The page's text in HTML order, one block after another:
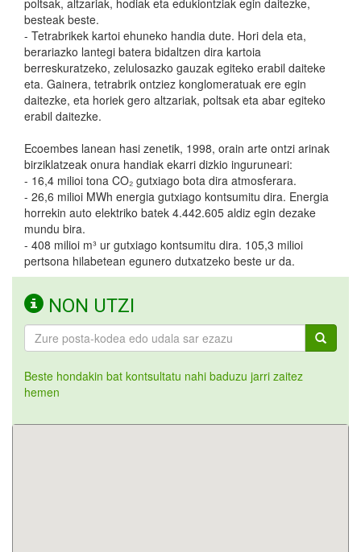
poltsak, altzariak, hodiak eta edukiontziak egin daitezke,
besteak beste.
- Tetrabrikek kartoi ehuneko handia dute. Hori dela eta,
berariazko lantegi batera bidaltzen dira kartoia
berreskuratzeko, zelulosazko gauzak egiteko erabil daiteke
eta. Gainera, tetrabrik ontziez konglomeratuak ere egin
daitezke, eta horiek gero altzariak, poltsak eta abar egiteko
erabil daitezke.
Ecoembes lanean hasi zenetik, 1998, orain arte ontzi arinak
birziklatzeak onura handiak ekarri dizkio inguruneari:
- 16,4 milioi tona CO₂ gutxiago bota dira atmosferara.
- 26,6 milioi MWh energia gutxiago kontsumitu dira. Energia
horrekin auto elektriko batek 4.442.605 aldiz egin dezake
mundu bira.
- 408 milioi m³ ur gutxiago kontsumitu dira. 105,3 milioi
pertsona hilabetean egunero dutxatzeko beste ur da.
NON UTZI
Beste hondakin bat kontsultatu nahi baduzu jarri zaitez
hemen